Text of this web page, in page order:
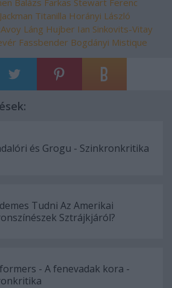
Jackman Titanilla Horányi László
Láng Hujber Ian Sinkovits-Vitay
Fassbender Bogdányi Mistique
és Grogu - Szinkronkritika
Tudni Az Amerikai
Sztrájkjáról?
- A fenevadak kora -